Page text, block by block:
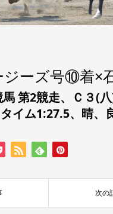
ーズ号⑩着×
第2競走、 Ｃ３(
イム1:27.5、晴、